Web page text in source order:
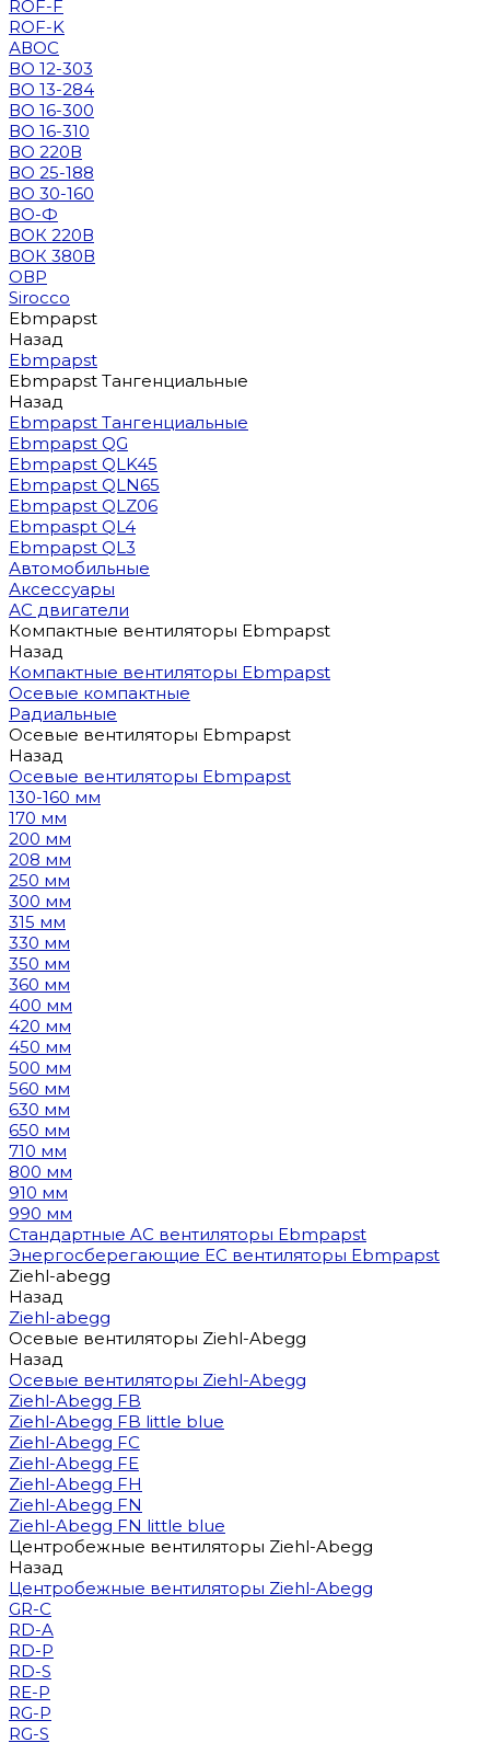
ROF-F
ROF-K
АВОС
ВО 12-303
ВО 13-284
ВО 16-300
ВО 16-310
ВО 220В
ВО 25-188
ВО 30-160
ВО-Ф
ВОК 220В
ВОК 380В
ОВР
Sirocco
Ebmpapst
Назад
Ebmpapst
Ebmpapst Тангенциальные
Назад
Ebmpapst Тангенциальные
Ebmpapst QG
Ebmpapst QLK45
Ebmpapst QLN65
Ebmpapst QLZ06
Ebmpaspt QL4
Ebmpapst QL3
Автомобильные
Аксессуары
АС двигатели
Компактные вентиляторы Ebmpapst
Назад
Компактные вентиляторы Ebmpapst
Осевые компактные
Радиальные
Осевые вентиляторы Ebmpapst
Назад
Осевые вентиляторы Ebmpapst
130-160 мм
170 мм
200 мм
208 мм
250 мм
300 мм
315 мм
330 мм
350 мм
360 мм
400 мм
420 мм
450 мм
500 мм
560 мм
630 мм
650 мм
710 мм
800 мм
910 мм
990 мм
Стандартные AC вентиляторы Ebmpapst
Энергосберегающие EC вентиляторы Ebmpapst
Ziehl-abegg
Назад
Ziehl-abegg
Осевые вентиляторы Ziehl-Abegg
Назад
Осевые вентиляторы Ziehl-Abegg
Ziehl-Abegg FB
Ziehl-Abegg FB little blue
Ziehl-Abegg FC
Ziehl-Abegg FE
Ziehl-Abegg FH
Ziehl-Abegg FN
Ziehl-Abegg FN little blue
Центробежные вентиляторы Ziehl-Abegg
Назад
Центробежные вентиляторы Ziehl-Abegg
GR-C
RD-A
RD-P
RD-S
RE-P
RG-P
RG-S